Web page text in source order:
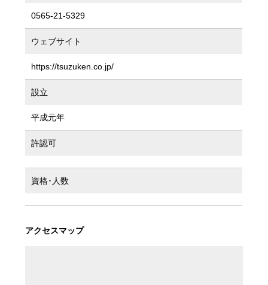
0565-21-5329
ウェブサイト
https://tsuzuken.co.jp/
設立
平成元年
許認可
資格･人数
アクセスマップ